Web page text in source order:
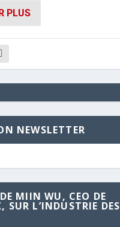
PLUS
NEWSLETTER
MIIN WU, CEO DE
SUR L’INDUSTRIE DES